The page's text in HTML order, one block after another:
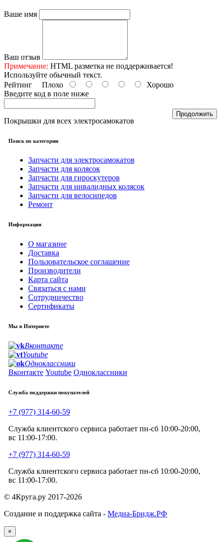
Ваше имя
Ваш отзыв
Примечание: HTML разметка не поддерживается!
Используйте обычный текст.
Рейтинг Плохо
Хорошо
Введите код в поле ниже
Продолжить
Покрышки для всех электросамокатов
Поиск по категории
Запчасти для электросамокатов
Запчасти для колясок
Запчасти для гироскутеров
Запчасти для инвалидных колясок
Запчасти для велосипедов
Ремонт
Информация
О магазине
Доставка
Пользовательское соглашение
Производители
Карта сайта
Связаться с нами
Сотрудничество
Сертификаты
Мы в Интернете
Вконтакте
Youtube
Одноклассники
Вконтакте Youtube Одноклассники
Служба поддержки покупателей
+7 (977) 314-60-59
Служба клиентского сервиса работает пн-сб 10:00-20:00,
вс 11:00-17:00.
+7 (977) 314-60-59
Служба клиентского сервиса работает пн-сб 10:00-20:00,
вс 11:00-17:00.
© 4Круга.ру 2017-2026
Создание и поддержка сайта - Медиа-Бридж.РФ
×